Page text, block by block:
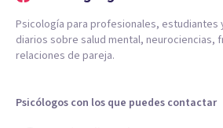
Psicología para profesionales, estudiantes
diarios sobre salud mental, neurociencias,
relaciones de pareja.
Psicólogos con los que puedes contactar